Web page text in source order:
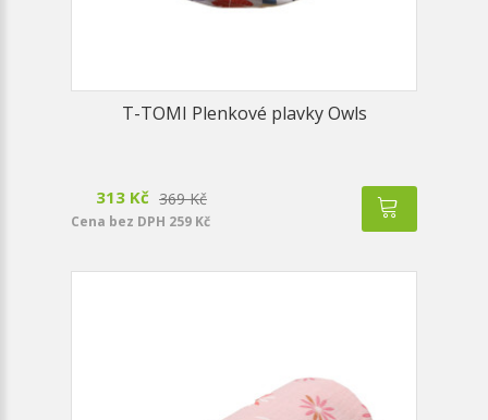
T-TOMI Plenkové plavky Owls
313 Kč 369 Kč
Cena bez DPH 259 Kč